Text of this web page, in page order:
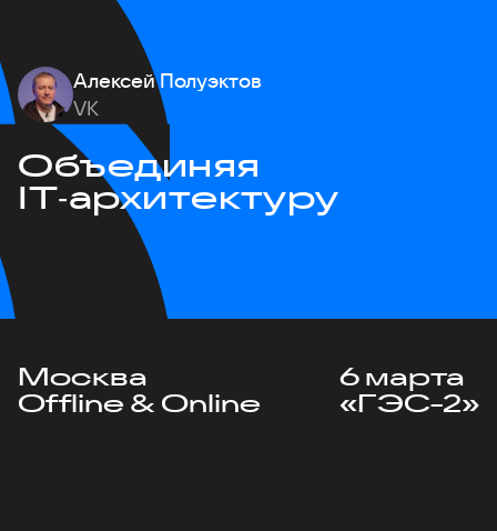
Алексей Полуэктов
VK
Объединяя
IT‑архитектуру
Москва
Offline & Online
6 марта
«ГЭС-2»